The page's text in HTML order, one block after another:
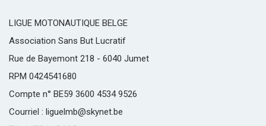
LIGUE MOTONAUTIQUE BELGE
Association Sans But Lucratif
Rue de Bayemont 218 - 6040 Jumet
RPM 0424541680
Compte n° BE59 3600 4534 9526
Courriel : liguelmb@skynet.be